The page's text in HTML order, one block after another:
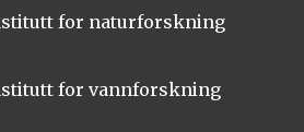
for naturforskning
for vannforskning